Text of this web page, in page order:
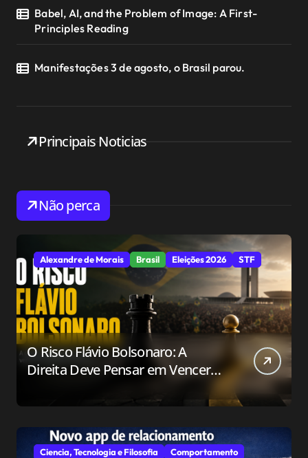
Babel, AI, and the Problem of Image: A First-
Principles Reading
Manifestações 3 de agosto, o Brasil parou.
Principais Noticias
Não perca
Alexandre de Morais Brasil Eleições 2026 STF
O Risco Flávio Bolsonaro: A
Direita Deve Pensar em Vencer
Ciencia, Tecnologia e Filosofia
Comportamento